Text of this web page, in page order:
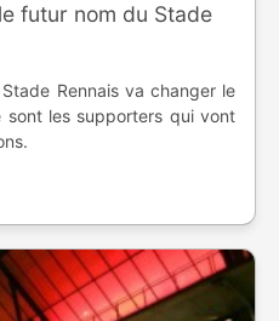
futur nom du Stade
Rennais va changer le
sont les supporters qui vont